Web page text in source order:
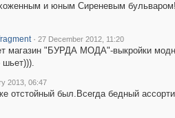
и юным Сиреневым
· 27 December 2012, 11:20
магазин "БУРДА МОДА"-выкройки
2013, 06:47
отстойный был.Всегда бедный